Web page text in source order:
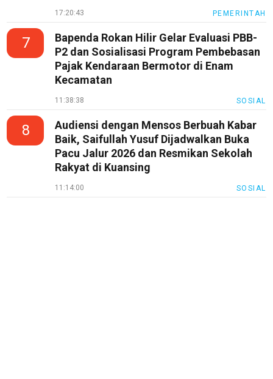
17:20:43 PEMERINTAH
7
Bapenda Rokan Hilir Gelar Evaluasi PBB-
P2 dan Sosialisasi Program Pembebasan
Pajak Kendaraan Bermotor di Enam
Kecamatan
11:38:38 SOSIAL
8
Audiensi dengan Mensos Berbuah Kabar
Baik, Saifullah Yusuf Dijadwalkan Buka
Pacu Jalur 2026 dan Resmikan Sekolah
Rakyat di Kuansing
11:14:00 SOSIAL
Pedoman